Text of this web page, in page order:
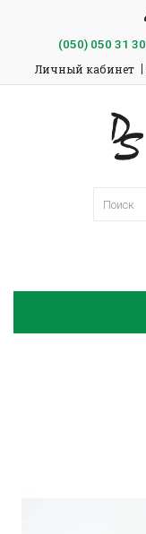
(050)050 31 30
Личный кабинет